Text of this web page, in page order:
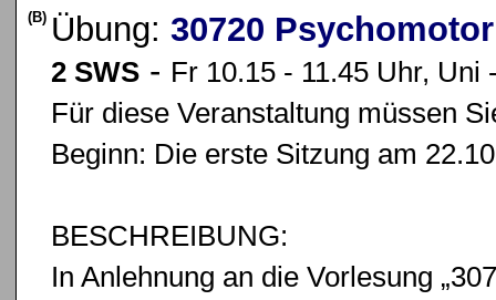
(B) Übung: 30720
2 SWS - Fr 10.15 - 11.45 Uhr,
Für diese Veranstaltung müssen
Beginn: Die erste Sitzung am
BESCHREIBUNG:
In Anlehnung an die Vorlesung